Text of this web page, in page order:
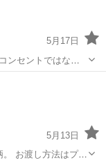
5月17日
ンセントではなく
、 9.5cm(D).
5月13日
ロ